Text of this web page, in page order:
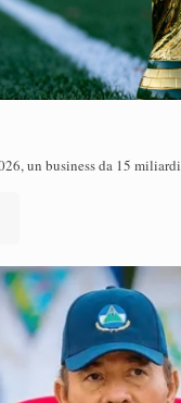
un business da 15 miliardi